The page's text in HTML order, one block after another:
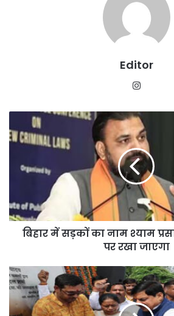
Editor
में
सड़कों
मुखर्जी
के
जाएगा
बिहार में सड़कों का नाम श्याम
पर रखा जाएगा
राज्य
सरकार
इसी
माह